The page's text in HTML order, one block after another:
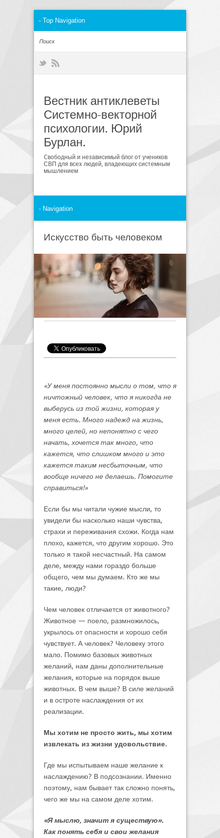
Вестник антиклеветы
Системно-векторной
психологии. Юрий
Бурлан.
Cвободный и независимый блог от учеников
СВП для всех людей, владеющих системным
мышлением
Искусство быть человеком
«У меня постоянно мысли о том, что я
ничтожный человек, что я никогда не
выберусь из той жизни, которая у
меня есть. Много надежд на жизнь,
много целей, но непонятно с чего
начать, хочется так много, что
кажется, что слишком много и это
кажется таким несбыточным, что
вообще ничего не делаешь. Помогите
справиться!»
Если бы мы читали чужие мысли, то
увидели бы насколько наши чувства,
страхи и переживания схожи. Когда нам
плохо, кажется, что другим хорошо. Это
только я такой несчастный. На самом
деле, между нами гораздо больше
общего, чем мы думаем. Кто же мы
такие, люди?
Чем человек отличается от животного?
Животное — поело, размножилось,
укрылось от опасности и хорошо себя
чувствует. А человек? Человеку этого
мало. Помимо базовых животных
желаний, нам даны дополнительные
желания, которые на порядок выше
животных. В чем выше? В силе желаний
и в остроте наслаждения от их
реализации.
Мы хотим не просто жить, мы хотим
извлекать из жизни удовольствие.
Где мы испытываем наше желание к
наслаждению? В подсознании. Именно
поэтому, нам бывает так сложно понять,
чего же мы на самом деле хотим.
«Я мыслю, значит я существую».
Как понять себя и свои желания